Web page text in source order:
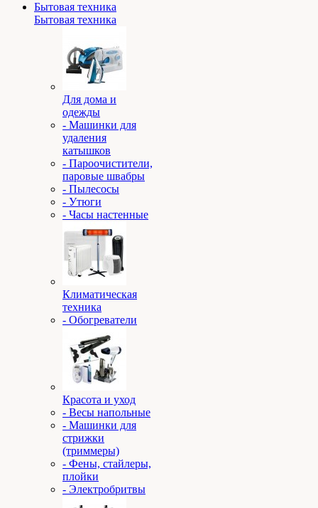
Бытовая техника
Бытовая техника
Для дома и
одежды
- Машинки для
удаления
катышков
- Пароочистители,
паровые швабры
- Пылесосы
- Утюги
- Часы настенные
Климатическая
техника
- Обогреватели
Красота и уход
- Весы напольные
- Машинки для
стрижки
(триммеры)
- Фены, стайлеры,
плойки
- Электробритвы